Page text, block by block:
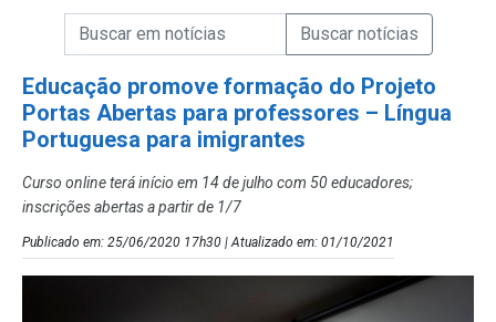
Campo de Busca de Notícias
Campo de Busca de informaçõesEnviar a Busca de Notícias
Educação promove formação do Projeto
Portas Abertas para professores – Língua
Portuguesa para imigrantes
Curso online terá início em 14 de julho com 50 educadores;
inscrições abertas a partir de 1/7
Publicado em: 25/06/2020 17h30 | Atualizado em: 01/10/2021